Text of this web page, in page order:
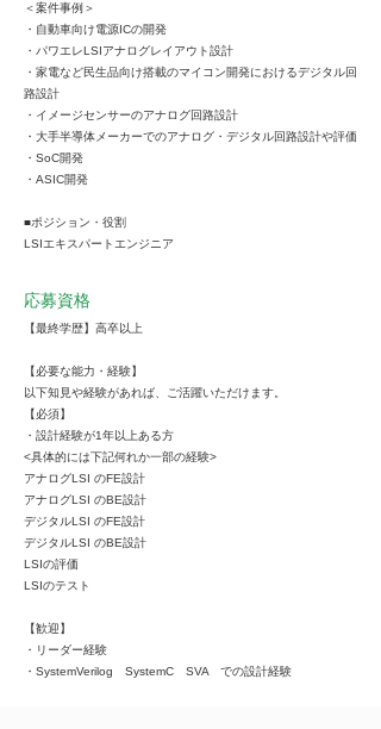
＜案件事例＞
・自動車向け電源ICの開発
・パワエレLSIアナログレイアウト設計
・家電など民生品向け搭載のマイコン開発におけるデジタル回
路設計
・イメージセンサーのアナログ回路設計
・大手半導体メーカーでのアナログ・デジタル回路設計や評価
・SoC開発
・ASIC開発
■ポジション・役割
LSIエキスパートエンジニア
応募資格
【最終学歴】高卒以上
【必要な能力・経験】
以下知見や経験があれば、ご活躍いただけます。
【必須】
・設計経験が1年以上ある方
<具体的には下記何れか一部の経験>
アナログLSI のFE設計
アナログLSI のBE設計
デジタルLSI のFE設計
デジタルLSI のBE設計
LSIの評価
LSIのテスト
【歓迎】
・リーダー経験
・SystemVerilog SystemC SVA での設計経験